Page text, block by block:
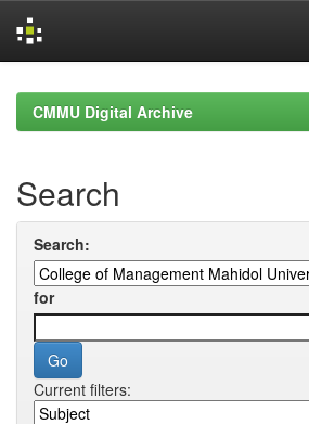
navigationCMMU Digital Archive
Search
Search:
for
Current filters: